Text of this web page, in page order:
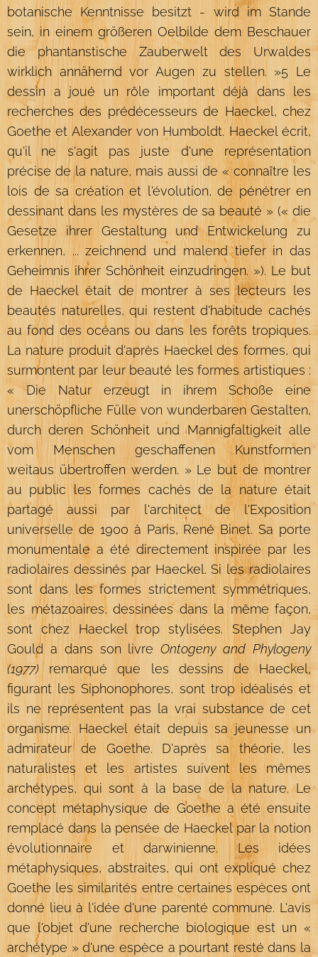
botanische Kenntnisse besitzt - wird im Stande
sein, in einem größeren Oelbilde dem Beschauer
die phantanstische Zauberwelt des Urwaldes
wirklich annähernd vor Augen zu stellen. »5 Le
dessin a joué un rôle important déjà dans les
recherches des prédécesseurs de Haeckel, chez
Goethe et Alexander von Humboldt. Haeckel écrit,
qu'il ne s'agit pas juste d'une représentation
précise de la nature, mais aussi de « connaître les
lois de sa création et l'évolution, de pénétrer en
dessinant dans les mystères de sa beauté » (« die
Gesetze ihrer Gestaltung und Entwickelung zu
erkennen, ... zeichnend und malend tiefer in das
Geheimnis ihrer Schönheit einzudringen. »). Le but
de Haeckel était de montrer à ses lecteurs les
beautés naturelles, qui restent d'habitude cachés
au fond des océans ou dans les forêts tropiques.
La nature produit d'après Haeckel des formes, qui
surmontent par leur beauté les formes artistiques :
« Die Natur erzeugt in ihrem Schoße eine
unerschöpfliche Fülle von wunderbaren Gestalten,
durch deren Schönheit und Mannigfaltigkeit alle
vom Menschen geschaffenen Kunstformen
weitaus übertroffen werden. » Le but de montrer
au public les formes cachés de la nature était
partagé aussi par l'architect de l'Exposition
universelle de 1900 à Paris, René Binet. Sa porte
monumentale a été directement inspirée par les
radiolaires dessinés par Haeckel. Si les radiolaires
sont dans les formes strictement symmétriques,
les métazoaires, dessinées dans la même façon,
sont chez Haeckel trop stylisées. Stephen Jay
Gould a dans son livreOntogeny and Phylogeny
(1977) remarqué que les dessins de Haeckel,
figurant les Siphonophores, sont trop idéalisés et
ils ne représentent pas la vrai substance de cet
organisme. Haeckel était depuis sa jeunesse un
admirateur de Goethe. D'après sa théorie, les
naturalistes et les artistes suivent les mêmes
archétypes, qui sont à la base de la nature. Le
concept métaphysique de Goethe a été ensuite
remplacé dans la pensée de Haeckel par la notion
évolutionnaire et darwinienne. Les idées
métaphysiques, abstraites, qui ont expliqué chez
Goethe les similarités entre certaines espèces ont
donné lieu à l'idée d'une parenté commune. L'avis
que l'objet d'une recherche biologique est un «
archétype » d'une espèce a pourtant resté dans la